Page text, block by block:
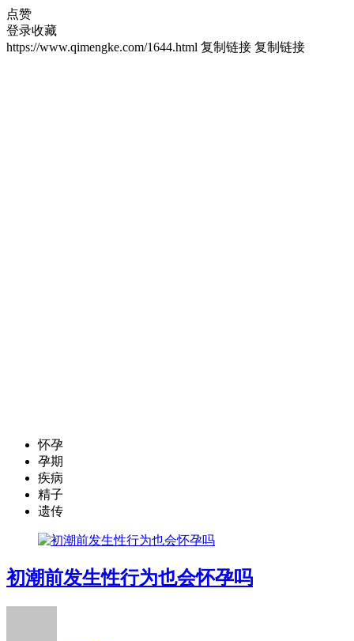
点赞
登录收藏
https://www.qimengke.com/1644.html 复制链接 复制链接
怀孕
孕期
疾病
精子
遗传
初潮前发生性行为也会怀孕吗